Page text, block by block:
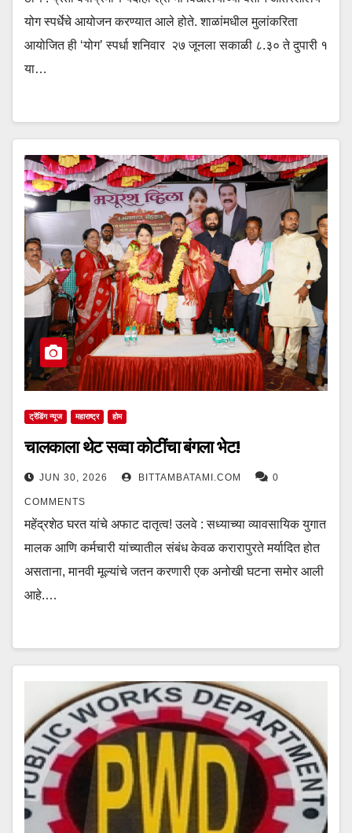
योग स्पर्धेचे आयोजन करण्यात आले होते. शाळांमधील मुलांकरिता
आयोजित ही ‘योग’ स्पर्धा शनिवार २७ जूनला सकाळी ८.३० ते दुपारी १
या…
ट्रेंडिंग न्यूज महाराष्ट्र होम
चालकाला थेट सव्वा कोटींचा बंगला भेट!
JUN 30, 2026 BITTAMBATAMI.COM 0
COMMENTS
महेंद्रशेठ घरत यांचे अफाट दातृत्व! उलवे : सध्याच्या व्यावसायिक युगात
मालक आणि कर्मचारी यांच्यातील संबंध केवळ करारापुरते मर्यादित होत
असताना, मानवी मूल्यांचे जतन करणारी एक अनोखी घटना समोर आली
आहे.…